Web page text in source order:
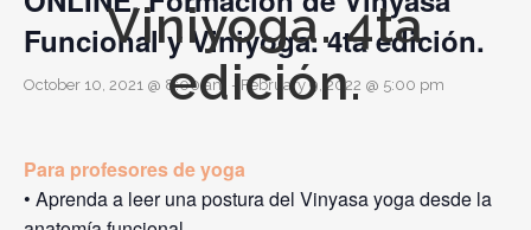
Viniyoga. 4ta
edición.
Funcional y Viniyoga. 4ta edición.
October 10, 2021 @ 8:00 am - February 9, 2022 @ 5:00 pm
Para profesores de yoga
• Aprenda a leer una postura del Vinyasa yoga desde la